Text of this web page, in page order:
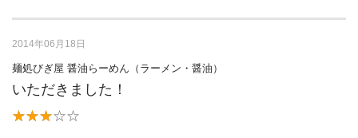
2014年06月18日
麺処びぎ屋 醤油らーめん（ラーメン・醤油）
いただきました！